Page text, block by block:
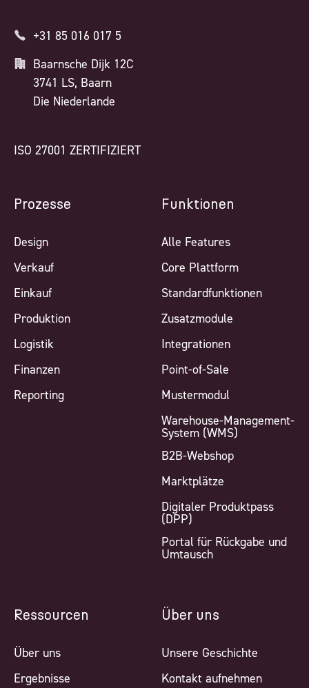
+31 85 016 017 5
Baarnsche Dijk 12C
3741 LS, Baarn
Die Niederlande
ISO 27001 ZERTIFIZIERT
Prozesse
Design
Verkauf
Einkauf
Produktion
Logistik
Finanzen
Reporting
Funktionen
Alle Features
Core Plattform
Standardfunktionen
Zusatzmodule
Integrationen
Point-of-Sale
Mustermodul
Warehouse-Management-
System (WMS)
B2B-Webshop
Marktplätze
Digitaler Produktpass
(DPP)
Portal für Rückgabe und
Umtausch
Ressourcen
Über uns
Ergebnisse
Über uns
Unsere Geschichte
Kontakt aufnehmen